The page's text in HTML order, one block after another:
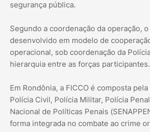
segurança pública.
Segundo a coordenação da operação,
desenvolvido em modelo de
operacional, sob coordenação da
hierarquia entre as forças participantes.
Em Rondônia, a FICCO é composta
Polícia Civil, Polícia Militar, Polícia
Nacional de Políticas Penais
forma integrada no combate ao crime